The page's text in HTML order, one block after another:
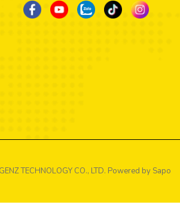
TECHNOLOGY CO., LTD. Powered by Sapo